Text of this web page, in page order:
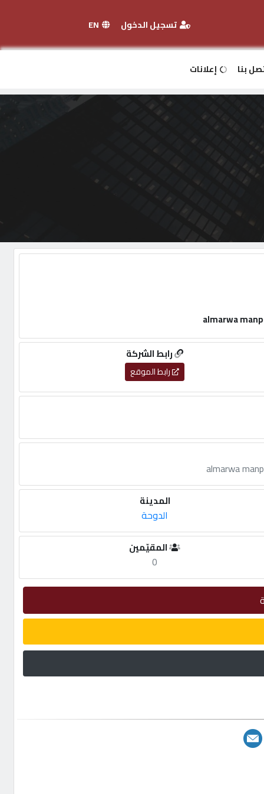
تسجيل الدخول
بنا إعلانات
رابط الشركة
رابط الموقع
المدينة
الدوحة
المقيّمين
0